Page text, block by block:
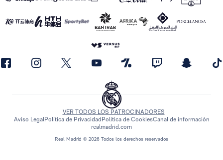
Real Madrid © 2026 Todos los derechos reservados
VER TODOS LOS PATROCINADORES
Aviso LegalPolítica de Privacidad Política de CookiesCanal de información
realmadrid.com